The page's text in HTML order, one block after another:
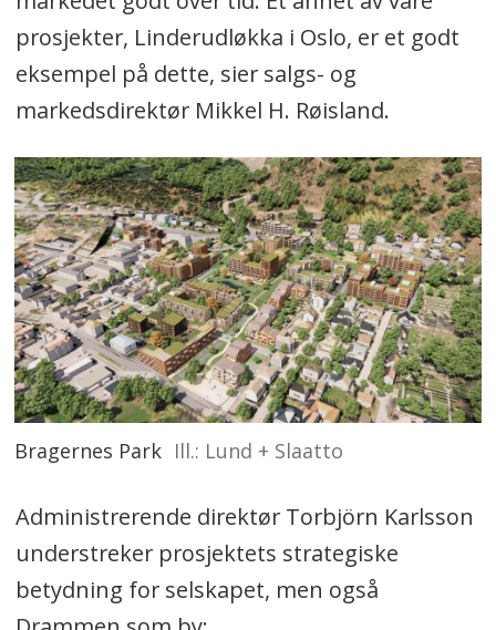
prosjekter, Linderudløkka i Oslo, er et godt
eksempel på dette, sier salgs- og
markedsdirektør Mikkel H. Røisland.
Bragernes Park Ill.: Lund + Slaatto
Administrerende direktør Torbjörn Karlsson
understreker prosjektets strategiske
betydning for selskapet, men også